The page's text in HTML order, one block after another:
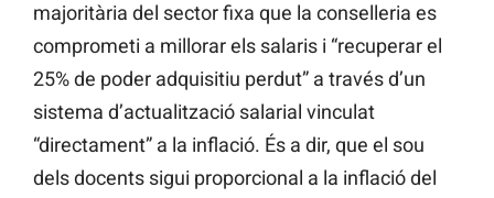
majoritària del sector fixa que la conselleria es
comprometi a millorar els salaris i “recuperar el
25% de poder adquisitiu perdut” a través d’un
sistema d’actualització salarial vinculat
“directament” a la inflació. És a dir, que el sou
dels docents sigui proporcional a la inflació del